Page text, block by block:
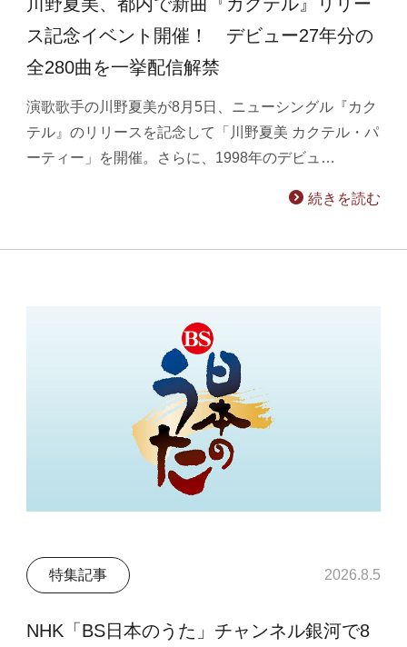
ス記念イベント開催！ デビュー27年分の
全280曲を一挙配信解禁
演歌歌手の川野夏美が8月5日、ニューシングル『カク
テル』のリリースを記念して「川野夏美 カクテル・パ
ーティー」を開催。さらに、1998年のデビュ…
続きを読む
特集記事 2026.8.5
NHK「BS日本のうた」チャンネル銀河で8